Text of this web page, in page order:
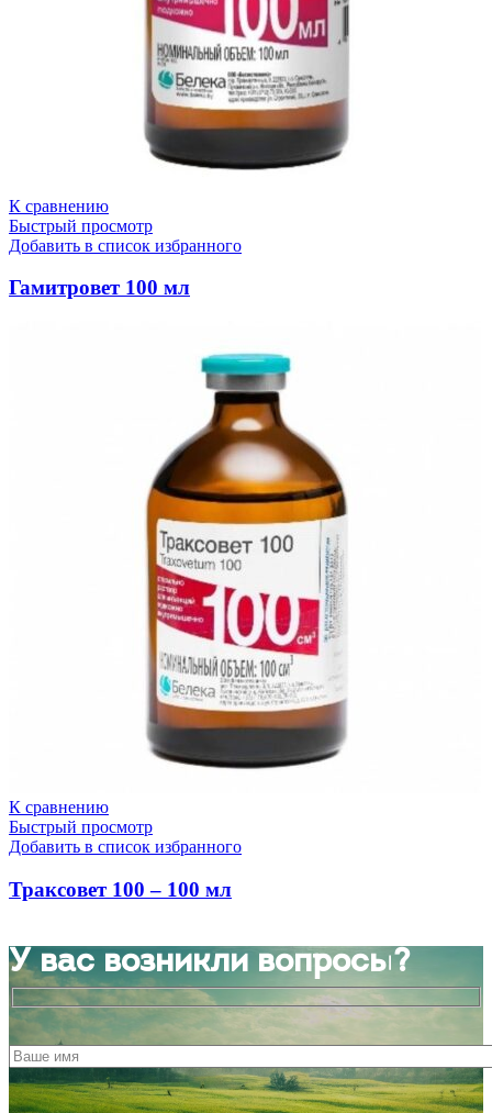
К сравнению
Быстрый просмотр
Добавить в список избранного
Гамитровет 100 мл
К сравнению
Быстрый просмотр
Добавить в список избранного
Траксовет 100 – 100 мл
У вас возникли вопросы?